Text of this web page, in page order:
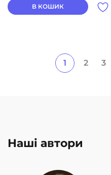
В КОШИК
Posts
1 2 3
Наші автори